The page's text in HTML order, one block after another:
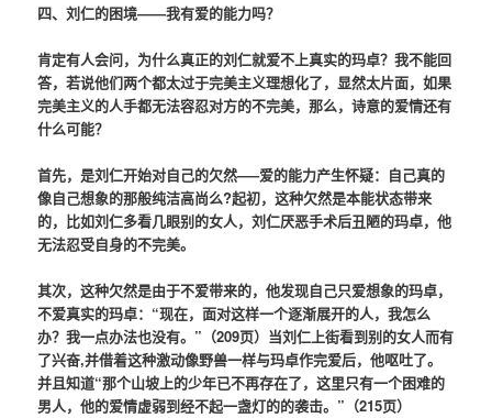
四、刘仁的困境——我有爱的能力吗？
肯定有人会问，为什么真正的刘仁就爱不上真实的玛卓？我不能回
答，若说他们两个都太过于完美主义理想化了，显然太片面，如果
完美主义的人手都无法容忍对方的不完美，那么，诗意的爱情还有
什么可能？
首先，是刘仁开始对自己的欠然—–爱的能力产生怀疑：自己真的
像自己想象的那般纯洁高尚么?起初，这种欠然是本能状态带来
的，比如刘仁多看几眼别的女人，刘仁厌恶手术后丑陋的玛卓，他
无法忍受自身的不完美。
其次，这种欠然是由于不爱带来的，他发现自己只爱想象的玛卓，
不爱真实的玛卓：“现在，面对这样一个逐渐展开的人，我怎么
办？我一点办法也没有。”（209页）当刘仁上街看到别的女人而有
了兴奋,并借着这种激动像野兽一样与玛卓作完爱后，他呕吐了。
并且知道“那个山坡上的少年已不再存在了，这里只有一个困难的
男人，他的爱情虚弱到经不起一盏灯的的袭击。”（215页）